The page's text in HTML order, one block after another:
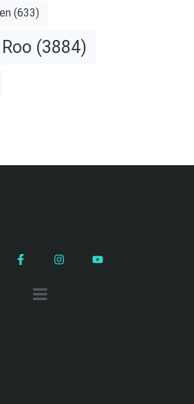
(633)
(3884)